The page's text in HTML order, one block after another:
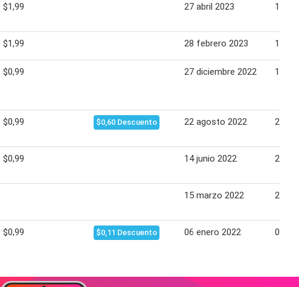
$1,99 27 abril 2023 15
$1,99 28 febrero 2023 14
$0,99 27 diciembre 2022 12
$0,99 $0,60 Descuento 22 agosto 2022 24
$0,99 14 junio 2022 28
15 marzo 2022 22
$0,99 $0,11 Descuento 06 enero 2022 05